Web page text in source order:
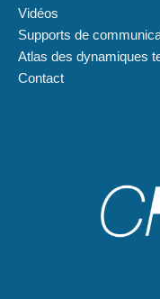
Vidéos
Supports de
Atlas des dynamiques
Contact